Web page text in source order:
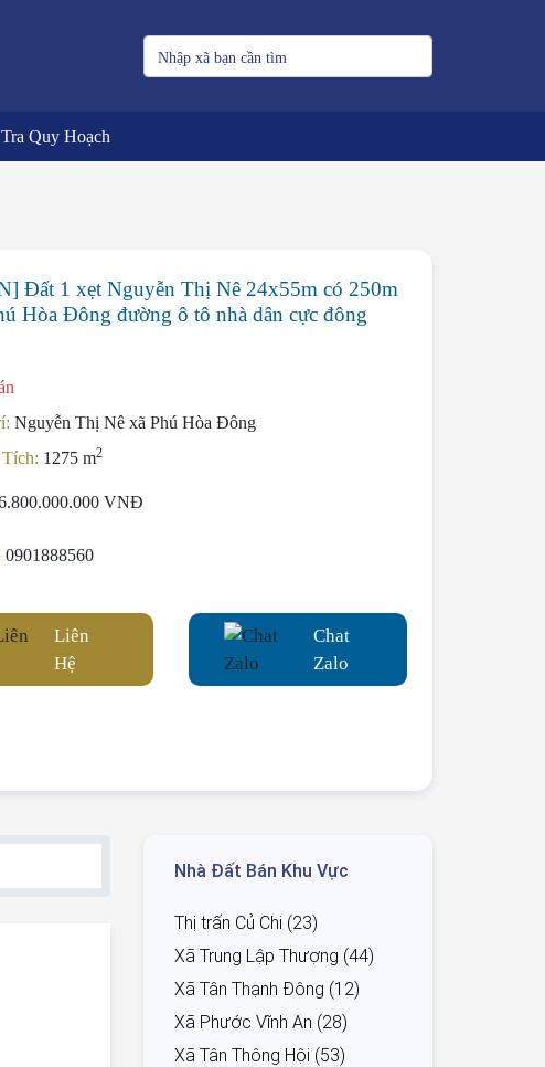
Tra Quy Hoạch
Đất 1 xẹt Nguyễn Thị Nê 24x55m có 250m
Hòa Đông đường ô tô nhà dân cực đông
Nguyễn Thị Nê xã Phú Hòa Đông
1275 m2
VNĐ
0901888560
Liên
Hệ
Chat
Zalo
Nhà Đất Bán Khu Vực
Thị trấn Củ Chi (23)
Xã Trung Lập Thượng (44)
Xã Tân Thạnh Đông (12)
Xã Phước Vĩnh An (28)
Xã Tân Thông Hội (53)